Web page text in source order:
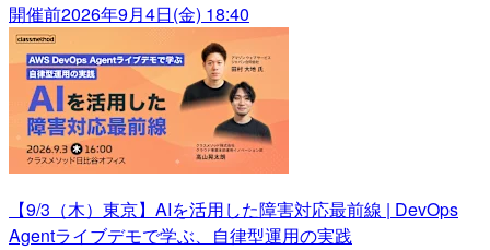
開催前2026年9月4日(金) 18:40
【9/3（木）東京】AIを活用した障害対応最前線 | DevOps
Agentライブデモで学ぶ、自律型運用の実践